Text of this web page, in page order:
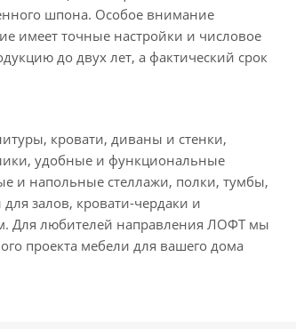
шпона. Особое внимание
имеет точные настройки и числовое
до двух лет, а фактический срок
кровати, диваны и стенки,
удобные и функциональные
и напольные стеллажи, полки, тумбы,
залов, кровати-чердаки и
Для любителей направления ЛОФТ мы
проекта мебели для вашего дома